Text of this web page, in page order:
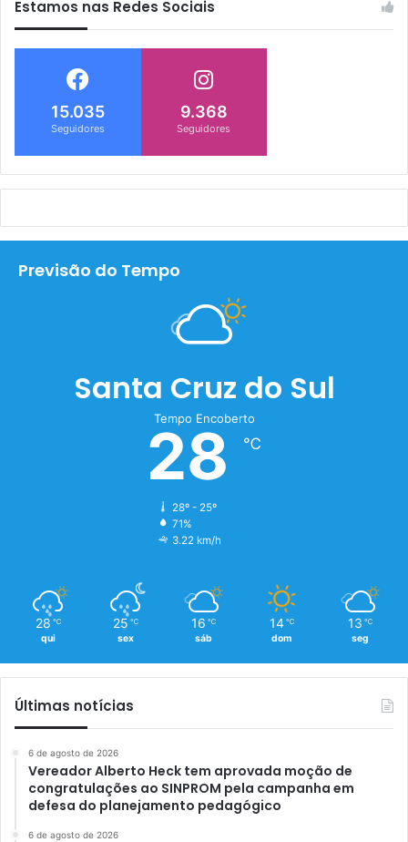
Estamos nas Redes Sociais
15.035
Seguidores
9.368
Seguidores
Previsão do Tempo
Santa Cruz do Sul
Tempo Encoberto
28 ℃
28º - 25º
71%
3.22 km/h
28 ℃
qui
25 ℃
sex
16 ℃
sáb
14 ℃
dom
13 ℃
seg
Últimas notícias
6 de agosto de 2026
Vereador Alberto Heck tem aprovada moção de
congratulações ao SINPROM pela campanha em
defesa do planejamento pedagógico
6 de agosto de 2026